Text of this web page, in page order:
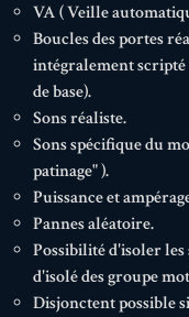
VA ( Veille
Boucles des portes
intégralement scripté
de base).
Sons réaliste.
Sons spécifique du
patinage" ).
Puissance et
Pannes aléatoire.
Possibilité d'isoler
d'isolé des groupe
Disjonctent possible